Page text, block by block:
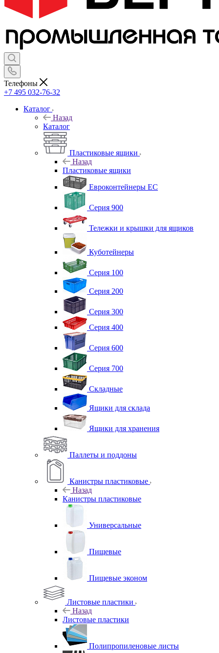
Телефоны
+7 495 032-76-32
Каталог
Назад
Каталог
Пластиковые ящики
Назад
Пластиковые ящики
Евроконтейнеры ЕС
Серия 900
Тележки и крышки для ящиков
Куботейнеры
Серия 100
Серия 200
Серия 300
Серия 400
Серия 600
Серия 700
Складные
Ящики для склада
Ящики для хранения
Паллеты и поддоны
Канистры пластиковые
Назад
Канистры пластиковые
Универсальные
Пищевые
Пищевые эконом
Листовые пластики
Назад
Листовые пластики
Полипропиленовые листы